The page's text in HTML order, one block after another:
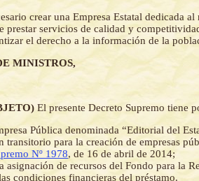
crear una Empresa Estatal dedicada
prestar servicios de calidad y
el derecho a la información de la
MINISTROS,
El presente Decreto Supremo tiene
Pública denominada “Editorial del
transitorio para la creación de empresas
Nº 1978, de 16 de abril de 2014;
asignación de recursos del Fondo para la
condiciones financieras del préstamo.